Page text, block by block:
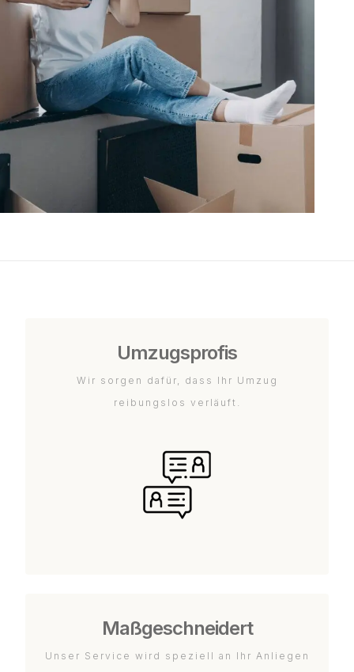
Umzugsprofis
Wir sorgen dafür, dass Ihr Umzug
reibungslos verläuft.
Maßgeschneidert
Unser Service wird speziell an Ihr Anliegen